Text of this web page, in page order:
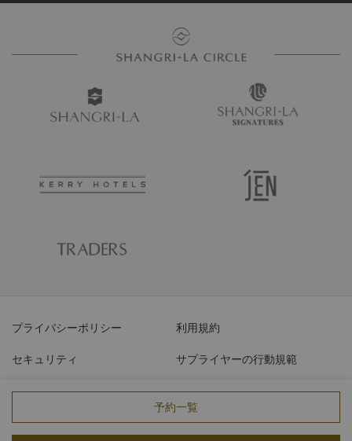
予約一覧
プライバシーポリシー 利用規約
セキュリティ サプライヤーの行動規範
サイバーセキュリティ
© 2026 Shangri-La International Hotel Management Ltd. All Rights